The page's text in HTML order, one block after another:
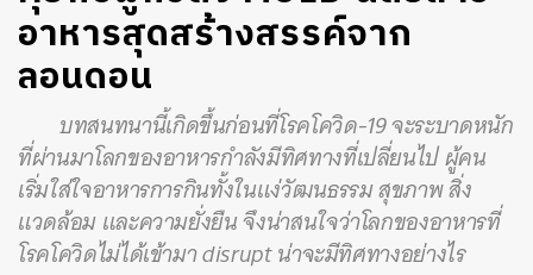
อาหารสุดสร้างสรรค์จาก
ลอนดอน
บทสนทนานี้เกิดขึ้นก่อนที่โรคโควิด-19 จะระบาดหนัก
ที่ผ่านมาโลกของอาหารกำลังมีทิศทางที่เปลี่ยนไป ผู้คน
เริ่มใส่ใจอาหารการกินทั้งในแง่วัฒนธรรม สุขภาพ สิ่ง
แวดล้อม และความยั่งยืน จึงน่าสนใจว่าโลกของอาหารที่
โรคโควิดไม่ได้เข้ามา disrupt น่าจะมีทิศทางอย่างไร